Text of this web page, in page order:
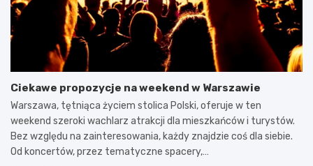
Ciekawe propozycje na weekend w Warszawie
Warszawa, tętniąca życiem stolica Polski, oferuje w ten
weekend szeroki wachlarz atrakcji dla mieszkańców i turystów.
Bez względu na zainteresowania, każdy znajdzie coś dla siebie.
Od koncertów, przez tematyczne spacery,…